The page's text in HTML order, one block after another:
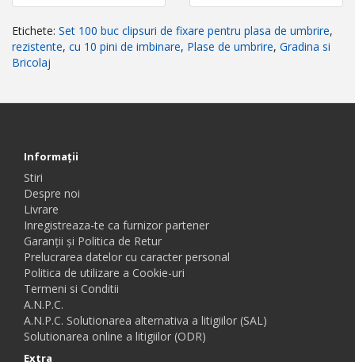
Etichete: Set 100 buc clipsuri de fixare pentru plasa de umbrire,
rezistente, cu 10 pini de imbinare, Plase de umbrire, Gradina si
Bricolaj
Informaţii
Stiri
Despre noi
Livrare
Inregistreaza-te ca furnizor partener
Garanții și Politica de Retur
Prelucrarea datelor cu caracter personal
Politica de utilizare a Cookie-uri
Termeni si Conditii
A.N.P.C.
A.N.P.C. Solutionarea alternativa a litigiilor (SAL)
Solutionarea online a litigiilor (ODR)
Extra